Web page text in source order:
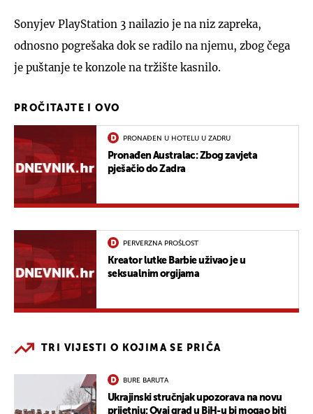
Sonyjev PlayStation 3 nailazio je na niz zapreka,
odnosno pogrešaka dok se radilo na njemu, zbog čega
je puštanje te konzole na tržište kasnilo.
PROČITAJTE I OVO
PRONAĐEN U HOTELU U ZADRU
Pronađen Australac: Zbog zavjeta
pješačio do Zadra
PERVERZNA PROŠLOST
Kreator lutke Barbie uživao je u
seksualnim orgijama
TRI VIJESTI O KOJIMA SE PRIČA
BURE BARUTA
Ukrajinski stručnjak upozorava na novu
prijetnju: Ovaj grad u BiH-u bi mogao biti